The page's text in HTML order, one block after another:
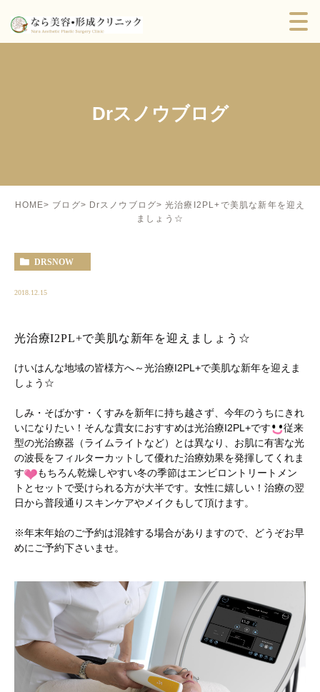
Drスノウブログ
HOME ブログ Drスノウブログ
光治療I2PL+で美肌な新年を迎え
ましょう☆
DRSNOW
2018.12.15
光治療I2PL+で美肌な新年を迎えましょう☆
けいはんな地域の皆様方へ～光治療I2PL+で美肌な新年を迎えま
しょう☆
しみ・そばかす・くすみを新年に持ち越さず、今年のうちにきれ
いになりたい！そんな貴女におすすめは光治療I2PL+です
従来
型の光治療器（ライムライトなど）とは異なり、お肌に有害な光
の波長をフィルターカットして優れた治療効果を発揮してくれま
す
もちろん乾燥しやすい冬の季節はエンビロントリートメン
トとセットで受けられる方が大半です。女性に嬉しい！治療の翌
日から普段通りスキンケアやメイクもして頂けます。
※年末年始のご予約は混雑する場合がありますので、どうぞお早
めにご予約下さいませ。